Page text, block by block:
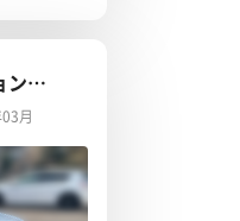
ン
月